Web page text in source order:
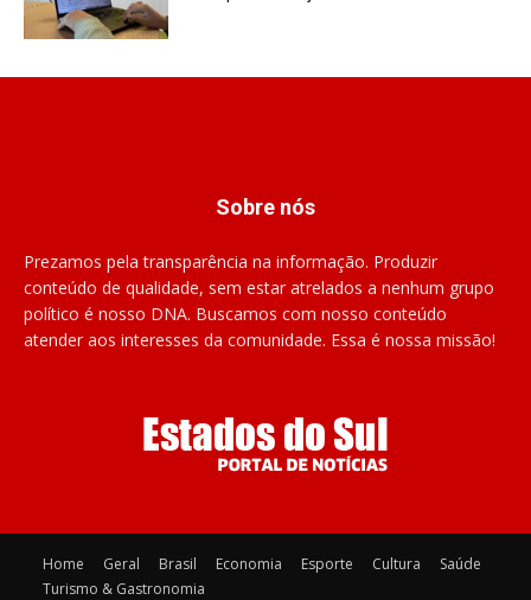
Sobre nós
Prezamos pela transparência na informação. Produzir
conteúdo de qualidade, sem estar atrelados a nenhum grupo
político é nosso DNA. Buscamos com nosso conteúdo
atender aos interesses da comunidade. Essa é nossa missão!
Home Geral Brasil Economia Esporte Cultura
Saúde
Turismo & Gastronomia